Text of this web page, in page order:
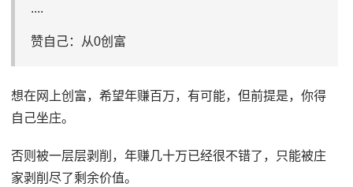
....
赞自己：从0创富
想在网上创富，希望年赚百万，有可能，但前提是，你得
自己坐庄。
否则被一层层剥削，年赚几十万已经很不错了，只能被庄
家剥削尽了剩余价值。